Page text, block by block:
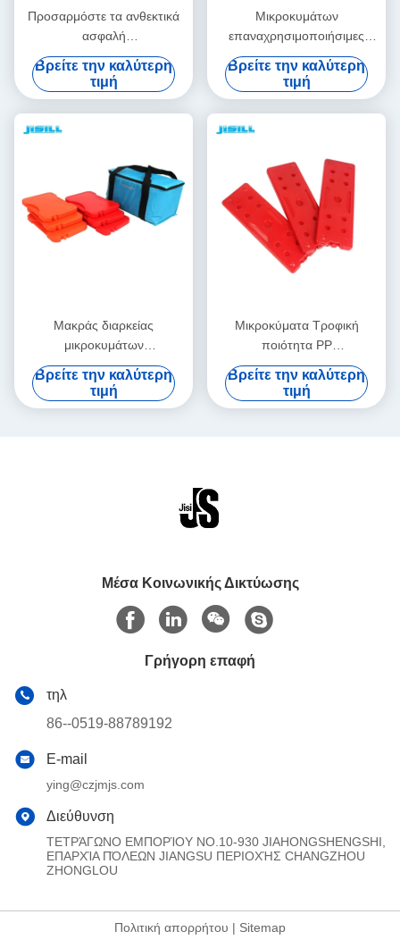
Προσαρμόστε τα ανθεκτικά
ασφαλή
επαναχρησιμοποιήσιμα
θερμότητας μαγκάές χεριών
πακέτων PP υλικά
Βρείτε την καλύτερη
τιμή
Μικροκυμάτων
επαναχρησιμοποιήσιμες
θερμικές συσκευές για
τρόφιμα / κουτί
μεσημεριανού φαγητού,
θερμικές παγωμένες
συσκευές για τρόφιμα
Βρείτε την καλύτερη
τιμή
Μακράς διαρκείας
μικροκυμάτων
επαναχρησιμοποιήσιμα
θερμότητας θερμά τρόφιμα
στοιχείων θερμότητας
Βρείτε την καλύτερη
τιμή
Μικροκύματα Τροφική
ποιότητα PP
επαναχρησιμοποιήσιμες
συσκευασίες θερμότητας
Προσαρμοσμένο χρώμα
Βρείτε την καλύτερη
τιμή
Μέσα Κοινωνικής Δικτύωσης
Γρήγορη επαφή
τηλ
86--0519-88789192
E-mail
ying@czjmjs.com
Διεύθυνση
ΤΕΤΡΆΓΩΝΟ ΕΜΠΟΡΊΟΥ NO.10-930 JIAHONGSHENGSHI,
ΕΠΑΡΧΊΑ ΠΌΛΕΩΝ JIANGSU ΠΕΡΙΟΧΉΣ CHANGZHOU
ZHONGLOU
Πολιτική απορρήτου | Sitemap